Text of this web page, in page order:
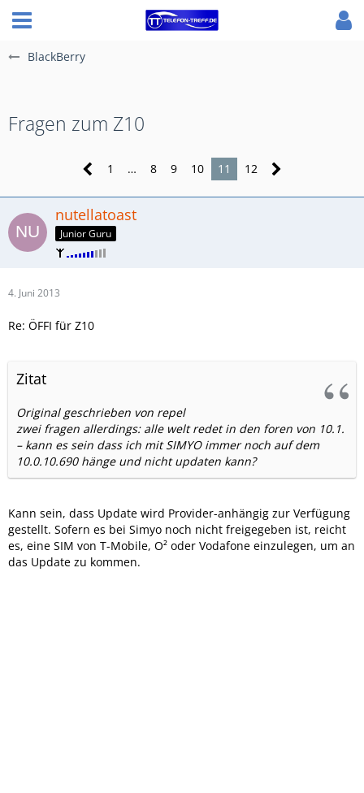
BlackBerry
Fragen zum Z10
1 … 8 9 10 11 12
nutellatoast
Junior Guru
4. Juni 2013
Re: ÖFFI für Z10
Zitat
Original geschrieben von repel
zwei fragen allerdings: alle welt redet in den foren von 10.1.
– kann es sein dass ich mit SIMYO immer noch auf dem
10.0.10.690 hänge und nicht updaten kann?
Kann sein, dass Update wird Provider-anhängig zur Verfügung
gestellt. Sofern es bei Simyo noch nicht freigegeben ist, reicht
es, eine SIM von T-Mobile, O² oder Vodafone einzulegen, um an
das Update zu kommen.